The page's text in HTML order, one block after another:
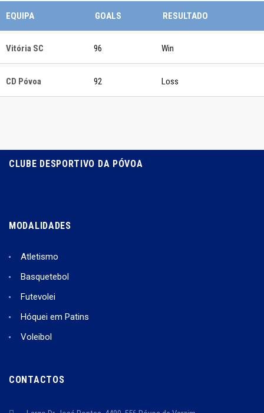
EQUIPA GOALS RESULTADO
Vitória SC 96 Win
CD Póvoa 92 Loss
CLUBE DESPORTIVO DA PÓVOA
MODALIDADES
Atletismo
Basquetebol
Futevolei
Hóquei em Patins
Voleibol
CONTACTOS